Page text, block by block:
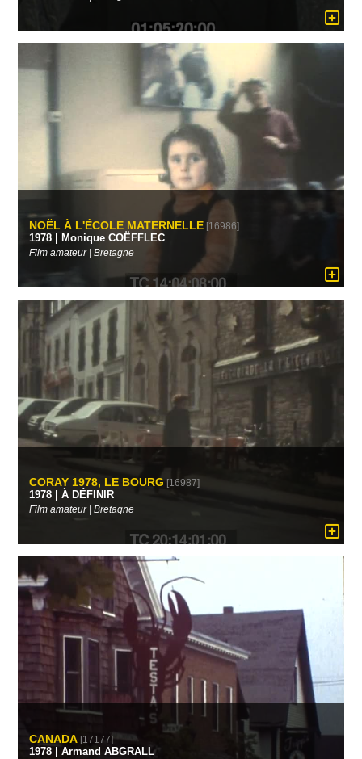
NOËL À L'ÉCOLE MATERNELLE[16986]
1978 | Monique COËFFLEC
Film amateur | Bretagne
CORAY 1978, LE BOURG [16987]
1978 | À DÉFINIR
Film amateur | Bretagne
CANADA[17177]
1978 | Armand ABGRALL